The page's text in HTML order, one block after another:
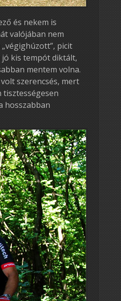
és nekem is
valójában nem
picit
jó kis tempót diktált,
mentem volna.
szerencsés, mert
hosszabban